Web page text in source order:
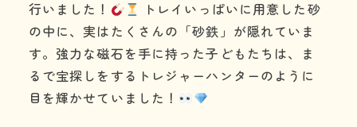
行いました！
トレイいっぱいに用意した砂
の中に、実はたくさんの「砂鉄」が隠れていま
す。強力な磁石を手に持った子どもたちは、ま
るで宝探しをするトレジャーハンターのように
目を輝かせていました！